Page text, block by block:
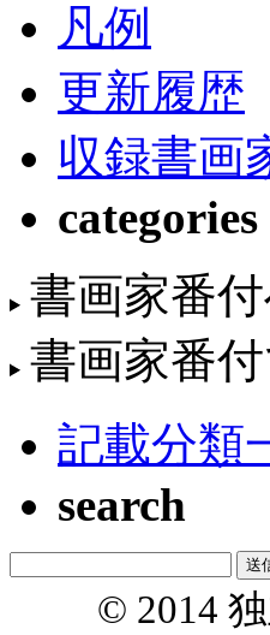
凡例
更新履歴
収録書画
categories
書画家番
書画家番
記載分類
search
© 2014